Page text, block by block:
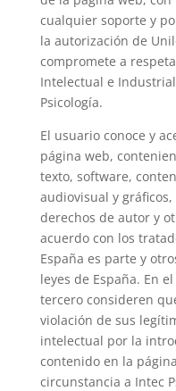
cualquier soporte y
la autorización de
compromete a
Intelectual e
Psicología.
El usuario conoce y
página web,
texto, software,
audiovisual y
derechos de autor y
acuerdo con los
España es parte y
leyes de España. En
tercero consideren
violación de sus
intelectual por la
contenido en la
circunstancia a Intec